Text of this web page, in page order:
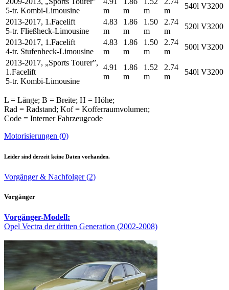
5-tr. Kombi-Limousine
m
m
m
m
540l V3200
2013-2017, 1.Facelift
5-tr. Fließheck-Limousine
4.83
m
1.86
m
1.50
m
2.74
m
520l V3200
2013-2017, 1.Facelift
4-tr. Stufenheck-Limousine
4.83
m
1.86
m
1.50
m
2.74
m
500l V3200
2013-2017, „Sports Tourer”,
1.Facelift
5-tr. Kombi-Limousine
4.91
m
1.86
m
1.52
m
2.74
m
540l V3200
L = Länge; B = Breite; H = Höhe;
Rad = Radstand; Kof = Kofferraumvolumen;
Code = Interner Fahrzeugcode
Motorisierungen (0)
Leider sind derzeit keine Daten vorhanden.
Vorgänger & Nachfolger (2)
Vorgänger
Vorgänger-Modell:
Opel Vectra der dritten Generation (2002-2008)